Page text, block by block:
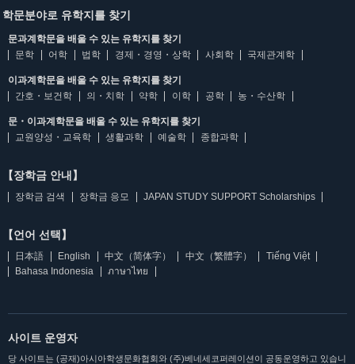
학문분야로 유학지를 찾기
문과계학문을 배울 수 있는 유학지를 찾기
문학
어학 법학 경제・경영・상학 사회학 국제관계학
이과계학문을 배울 수 있는 유학지를 찾기
간호・보건학
의・치학 약학 이학 공학 농・수산학
문・이과계학문을 배울 수 있는 유학지를 찾기
교원양성・교육학
생활과학 예술학 종합과학
【장학금 안내】
장학금 검색 장학금 응모 JAPAN STUDY SUPPORT Scholarships
【언어 선택】
日本語 English 中文（简体字） 中文（繁體字）
Tiếng Việt
Bahasa Indonesia
ภาษาไทย
사이트 운영자
당 사이트는 (공재)아시아학생문화협회와 (주)베네세코퍼레이션이 공동운영하고 있습니